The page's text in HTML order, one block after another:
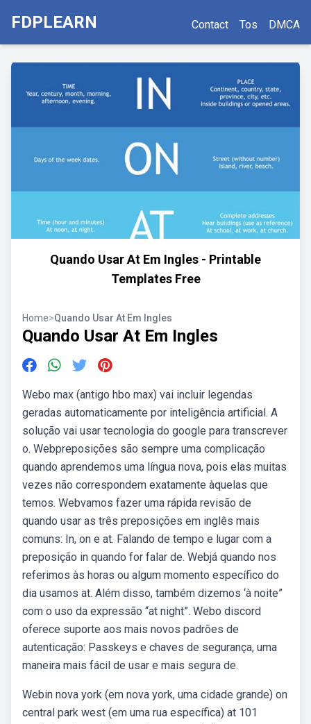
FDPLEARN Contact Tos DMCA
Quando Usar At Em Ingles - Printable
Templates Free
Home>Quando Usar At Em Ingles
Quando Usar At Em Ingles
Webo max (antigo hbo max) vai incluir legendas
geradas automaticamente por inteligência artificial. A
solução vai usar tecnologia do google para transcrever
o. Webpreposições são sempre uma complicação
quando aprendemos uma língua nova, pois elas muitas
vezes não correspondem exatamente àquelas que
temos. Webvamos fazer uma rápida revisão de
quando usar as três preposições em inglês mais
comuns: In, on e at. Falando de tempo e lugar com a
preposição in quando for falar de. Webjá quando nos
referimos às horas ou algum momento específico do
dia usamos at. Além disso, também dizemos ‘à noite”
com o uso da expressão “at night”. Webo discord
oferece suporte aos mais novos padrões de
autenticação: Passkeys e chaves de segurança, uma
maneira mais fácil de usar e mais segura de.
Webin nova york (em nova york, uma cidade grande) on
central park west (em uma rua específica) at 101